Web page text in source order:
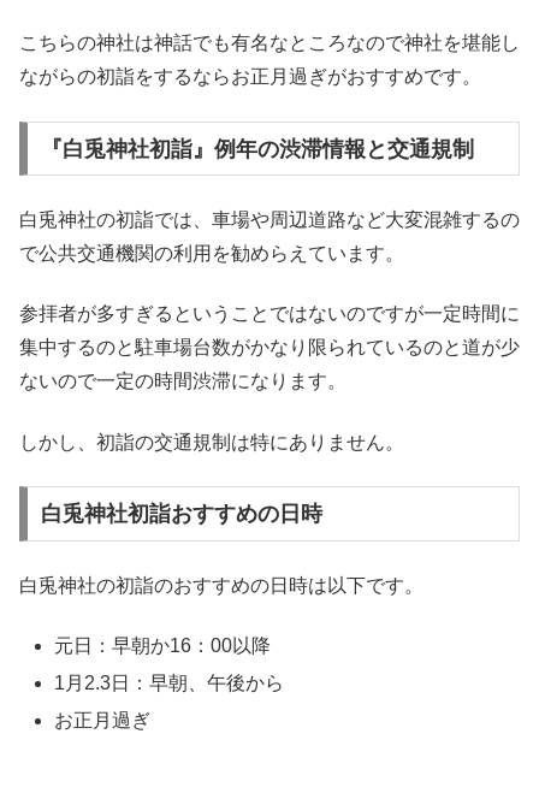
こちらの神社は神話でも有名なところなので神社を堪能し
ながらの初詣をするならお正月過ぎがおすすめです。
『白兎神社初詣』例年の渋滞情報と交通規制
白兎神社の初詣では、車場や周辺道路など大変混雑するの
で公共交通機関の利用を勧めらえています。
参拝者が多すぎるということではないのですが一定時間に
集中するのと駐車場台数がかなり限られているのと道が少
ないので一定の時間渋滞になります。
しかし、初詣の交通規制は特にありません。
白兎神社初詣おすすめの日時
白兎神社の初詣のおすすめの日時は以下です。
元日：早朝か16：00以降
1月2.3日：早朝、午後から
お正月過ぎ